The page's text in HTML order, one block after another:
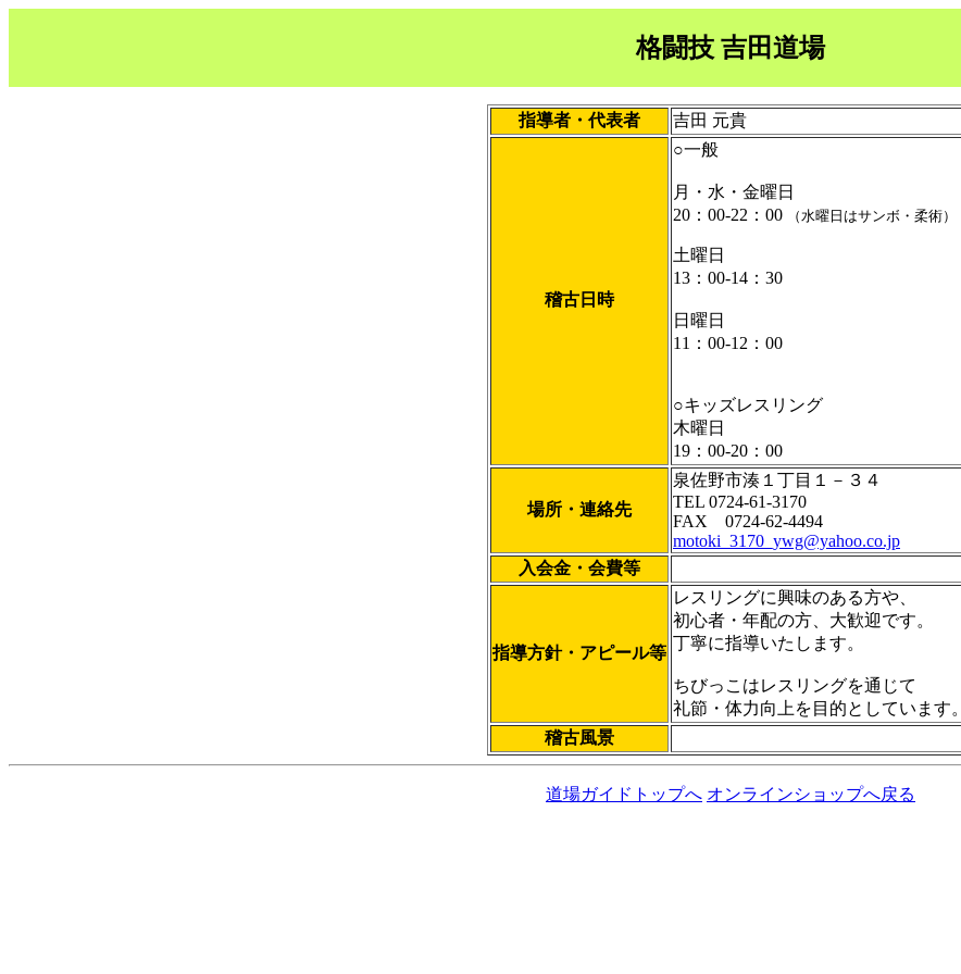
格闘技 吉田道場
指導者・代表者 吉田 元貴
稽古日時
○一般
月・水・金曜日
20：00-22：00
（水曜日はサンボ・柔術）
土曜日
13：00-14：30
日曜日
11：00-12：00
○キッズレスリング
木曜日
19：00-20：00
場所・連絡先
泉佐野市湊１丁目１－３４
TEL 0724-61-3170
FAX 0724-62-4494
motoki_3170_ywg@yahoo.co.jp
入会金・会費等
指導方針・アピール等
レスリングに興味のある方や、
初心者・年配の方、大歓迎です。
丁寧に指導いたします。
ちびっこはレスリングを通じて
礼節・体力向上を目的としています。
稽古風景
道場ガイドトップへ オンラインショップへ戻る